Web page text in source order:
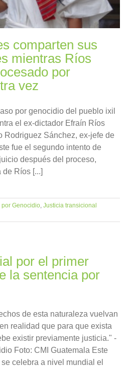
comparten sus
mientras Ríos
por
vez
por genocidio del pueblo ixil
el ex-dictador Efraín Ríos
Rodriguez Sánchez, ex-jefe de
fue el segundo intento de
después del proceso,
Ríos [...]
por Genocidio, Justicia transicional
por el primer
la sentencia por
de esta naturaleza vuelvan
realidad que para que exista
existir previamente justicia." -
Foto: CMI Guatemala Este
celebra a nivel mundial el